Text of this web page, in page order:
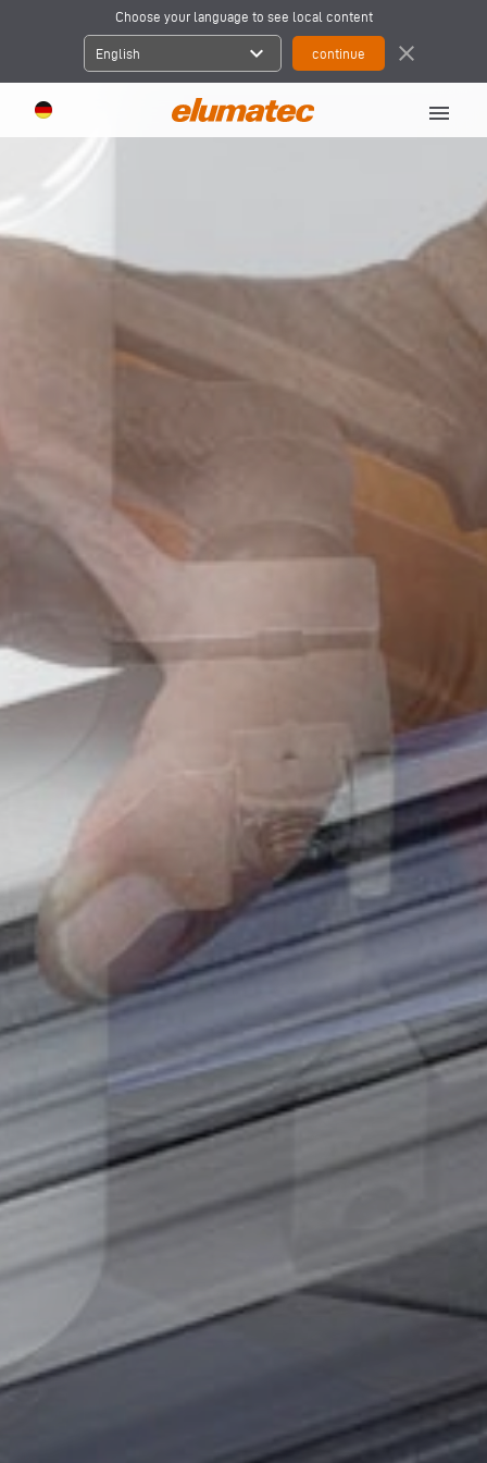
Choose your language to see local content
English expand_more close
menu